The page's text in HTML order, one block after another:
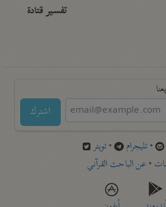
تفسير قتادة
اشترك
•تليجرام •تويتر
•عن الباحث القرآني